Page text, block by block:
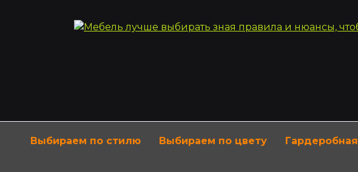
Выбираем по стилю Выбираем по цвету Гардеробная